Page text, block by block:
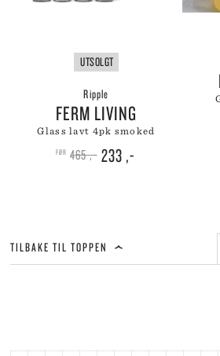
UTSOLGT
Ripple
FERM LIVING
glass lavt 4pk smoked
465,- Opprinnelig
233 ,-
TILBAKE TIL TOPPEN